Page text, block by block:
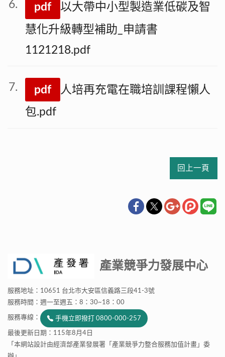
pdf
以大帶中小型製造業低碳及智
慧化升級轉型補助_申請書
1121218.pdf
pdf
人培再充電在職培訓課程懶人
包.pdf
回上一頁
產業競爭力發展中心
服務地址：10651 台北市大安區信義路三段41-3號
服務時間：週一至週五：8：30~18：00
服務專線： 手機立即撥打 0800-000-257
最後更新日期：115年8月4日
「本網站設計由經濟部產業發展署「產業競爭力整合服務加值計畫」委